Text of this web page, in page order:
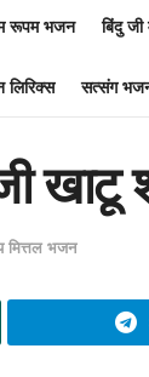
रूपम भजन बिंदु
लिरिक्स सत्संग
खाटू
भजन